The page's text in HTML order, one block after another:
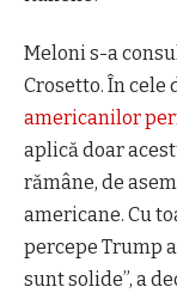
Meloni s-a
Crosetto. În cele
americanilor
aplică doar
rămâne, de
americane. Cu
percepe Trump
sunt solide”, a